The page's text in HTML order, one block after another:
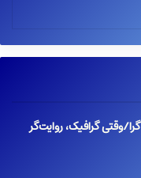
وقتی گرافیک، روایت‌گر